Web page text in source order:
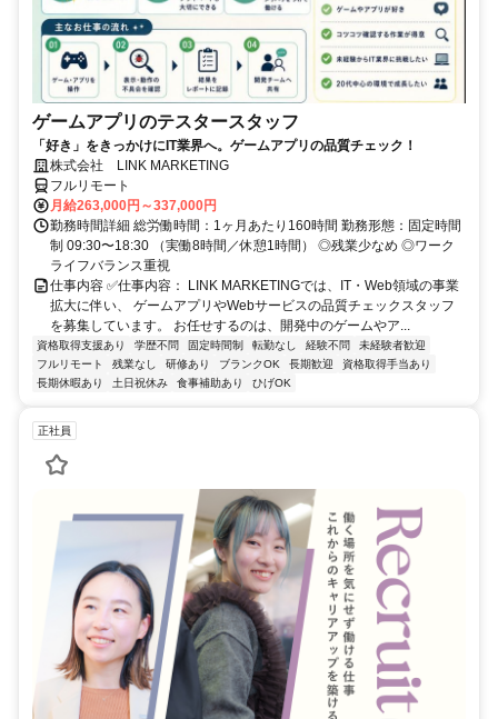
ゲームアプリのテスタースタッフ
「好き」をきっかけにIT業界へ。ゲームアプリの品質チェック！
株式会社 LINK MARKETING
フルリモート
月給263,000円～337,000円
勤務時間詳細 総労働時間：1ヶ月あたり160時間 勤務形態：固定時間
制 09:30〜18:30 （実働8時間／休憩1時間） ◎残業少なめ ◎ワーク
ライフバランス重視
仕事内容 ✅仕事内容： LINK MARKETINGでは、IT・Web領域の事業
拡大に伴い、 ゲームアプリやWebサービスの品質チェックスタッフ
を募集しています。 お任せするのは、開発中のゲームやア...
資格取得支援あり 学歴不問 固定時間制 転勤なし 経験不問
未経験者歓迎
フルリモート
残業なし 研修あり ブランクOK 長期歓迎
資格取得手当あり
長期休暇あり
土日祝休み 食事補助あり ひげOK
正社員